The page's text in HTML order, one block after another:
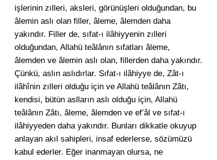
işlerinin zılleri, aksleri, görünüşleri olduğundan, bu
âlemin aslı olan filler, âleme, âlemden daha
yakındır. Filler de, sıfat-ı ilâhiyyenin zılleri
olduğundan, Allahü teâlânın sıfatları âleme,
âlemden ve âlemin aslı olan, fillerden daha yakındır.
Çünkü, aslın aslıdırlar. Sıfat-ı ilâhiyye de, Zât-ı
ilâhînin zılleri olduğu için ve Allahü teâlânın Zâtı,
kendisi, bütün aslların aslı olduğu için, Allahü
teâlânın Zâtı, âleme, âlemden ve ef’âl ve sıfat-ı
ilâhiyyeden daha yakındır. Bunları dikkatle okuyup
anlayan akıl sahipleri, insaf ederlerse, sözümüzü
kabul ederler. Eğer inanmayan olursa, ne